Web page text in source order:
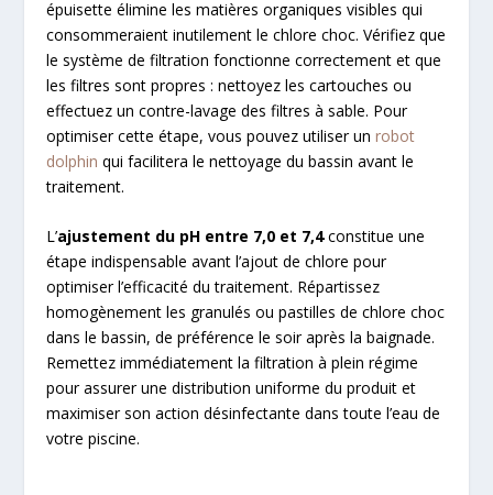
épuisette élimine les matières organiques visibles qui
consommeraient inutilement le chlore choc. Vérifiez que
le système de filtration fonctionne correctement et que
les filtres sont propres : nettoyez les cartouches ou
effectuez un contre-lavage des filtres à sable. Pour
optimiser cette étape, vous pouvez utiliser unrobot
dolphin qui facilitera le nettoyage du bassin avant le
traitement.
L’ajustement du pH entre 7,0 et 7,4constitue une
étape indispensable avant l’ajout de chlore pour
optimiser l’efficacité du traitement. Répartissez
homogènement les granulés ou pastilles de chlore choc
dans le bassin, de préférence le soir après la baignade.
Remettez immédiatement la filtration à plein régime
pour assurer une distribution uniforme du produit et
maximiser son action désinfectante dans toute l’eau de
votre piscine.